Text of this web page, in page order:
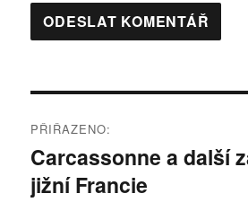
pro
příspěvek
PŘIŘAZENO:
Carcassonne a další
jižní Francie